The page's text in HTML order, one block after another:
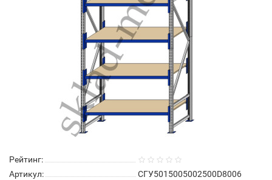
Рейтинг:
Артикул:
СГУ5015005002500D8006